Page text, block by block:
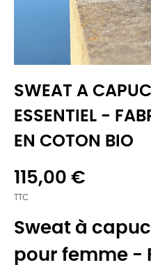
SWEAT A
ESSENTIEL -
EN COTON BIO
115,00 €
TTC
Sweat à
pour femme -